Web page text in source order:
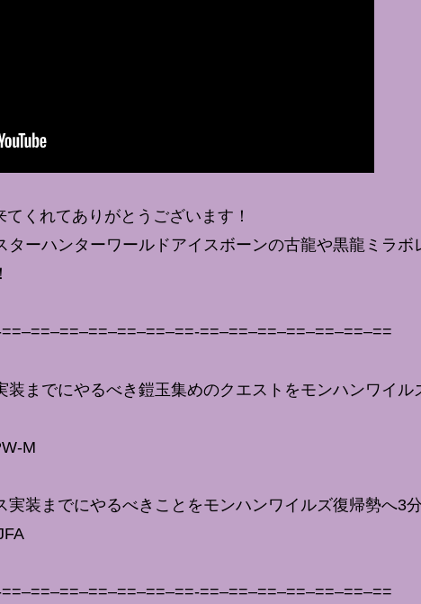
くれてありがとうございます！
ターハンターワールドアイスボーンの古龍や黒龍ミラボ
==–==–==–==–==–==–==
装までにやるべき鎧玉集めのクエストをモンハンワイ
M
装までにやるべきことをモンハンワイルズ復帰勢へ3分
==–==–==–==–==–==–==